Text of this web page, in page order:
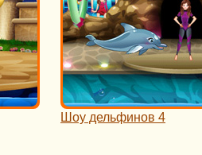
Шоу дельфинов 4